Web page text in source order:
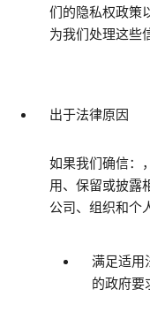
们的隐私权政策
为我们处理这些
出于法律原因
如果我们确信：
用、保留或披露
公司、组织和个
满足适用
的政府要